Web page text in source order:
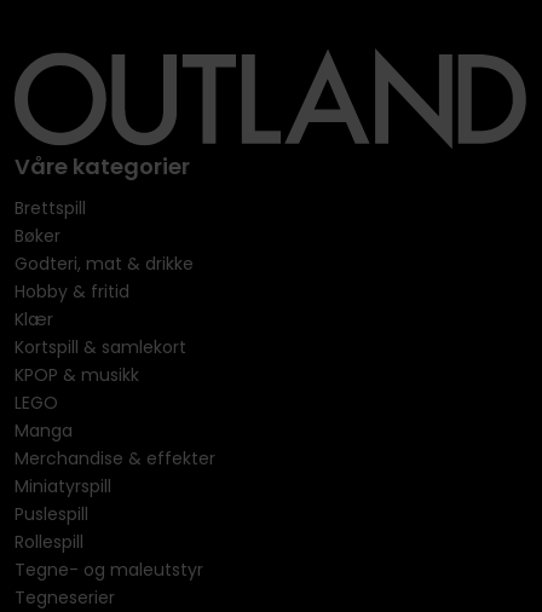
Våre kategorier
Brettspill
Bøker
Godteri, mat & drikke
Hobby & fritid
Klær
Kortspill & samlekort
KPOP & musikk
LEGO
Manga
Merchandise & effekter
Miniatyrspill
Puslespill
Rollespill
Tegne- og maleutstyr
Tegneserier